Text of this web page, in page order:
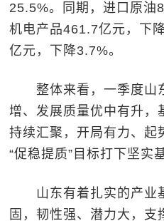
25.5%。同期，进口原油
机电产品461.7亿元，下
亿元，下降3.7%。
整体来看，一季度山
增、发展质量优中有升，
持续汇聚，开局有力、起
“促稳提质”目标打下坚实
山东有着扎实的产业
固，韧性强、潜力大，